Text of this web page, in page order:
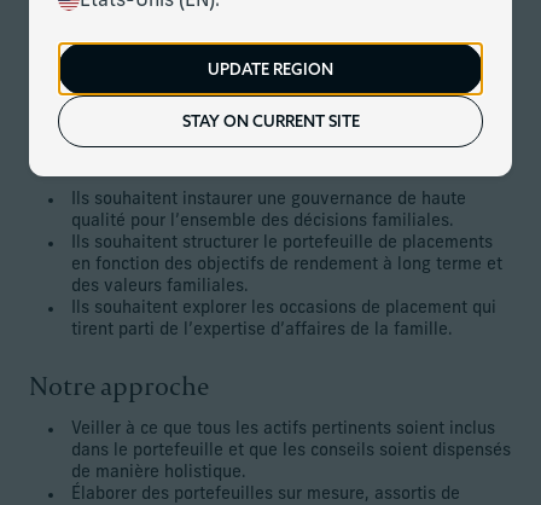
UPDATE REGION
STAY ON CURRENT SITE
20 ans. La famille accorde une importance croissante à la
mesure de gérer des enjeux de placement complexes et de
diriger l’entreprise familiale, tout en restant fidèle à ses
principes.
Les objectifs du client
Ils souhaitent instaurer une gouvernance de haute
qualité pour l’ensemble des décisions familiales.
Ils souhaitent structurer le portefeuille de placements
en fonction des objectifs de rendement à long terme et
des valeurs familiales.
Ils souhaitent explorer les occasions de placement qui
tirent parti de l’expertise d’affaires de la famille.
Notre approche
Veiller à ce que tous les actifs pertinents soient inclus
dans le portefeuille et que les conseils soient dispensés
de manière holistique.
Élaborer des portefeuilles sur mesure, assortis de